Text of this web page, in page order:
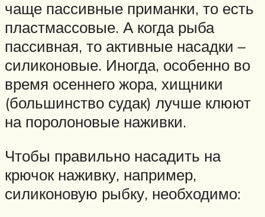
чаще пассивные приманки, то есть
пластмассовые. А когда рыба
пассивная, то активные насадки –
силиконовые. Иногда, особенно во
время осеннего жора, хищники
(большинство судак) лучше клюют
на поролоновые наживки.
Чтобы правильно насадить на
крючок наживку, например,
силиконовую рыбку, необходимо: